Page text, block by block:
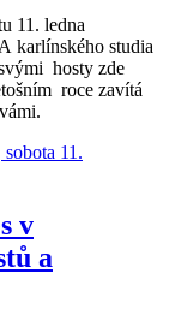
11. ledna
karlínského studia
hosty zde
roce zavítá
v
a